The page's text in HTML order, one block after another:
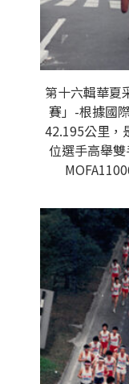
第十六輯華夏
賽」-根據國
42.195公里，
位選手高舉